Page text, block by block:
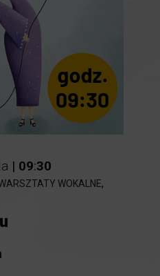
| 09:30
WOKALNE,